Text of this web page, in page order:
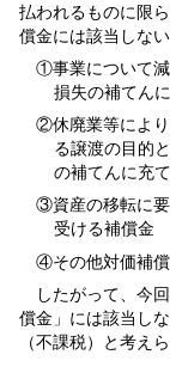
払われるものに限
償金には該当しな
①事業について
損失の補てん
②休廃業等により
る譲渡の目的
の補てんに充
③資産の移転に
受ける補償金
④その他対価補
したがって、今
償金」には該当し
（不課税）と考え